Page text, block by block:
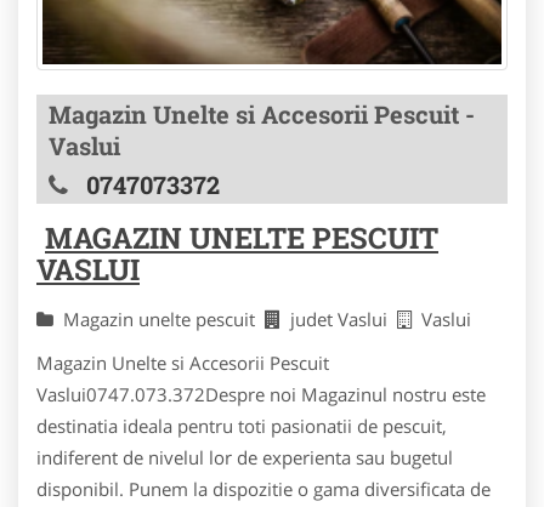
Magazin Unelte si Accesorii Pescuit -
Vaslui
0747073372
MAGAZIN UNELTE PESCUIT
VASLUI
Magazin unelte pescuit judet Vaslui
Vaslui
Magazin Unelte si Accesorii Pescuit
Vaslui0747.073.372Despre noi Magazinul nostru este
destinatia ideala pentru toti pasionatii de pescuit,
indiferent de nivelul lor de experienta sau bugetul
disponibil. Punem la dispozitie o gama diversificata de